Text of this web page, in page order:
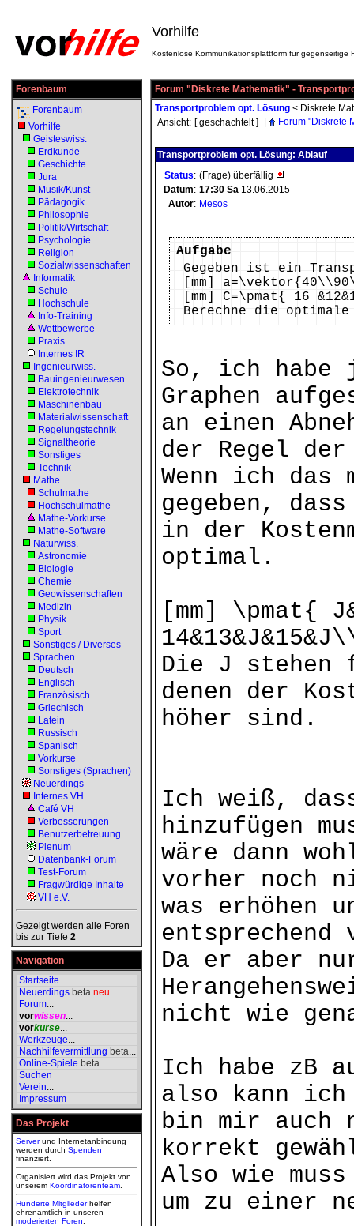
Vorhilfe
Kostenlose Kommunikationsplattform für gegenseitige
Forenbaum
Forenbaum
Vorhilfe
Geisteswiss.
Erdkunde
Geschichte
Jura
Musik/Kunst
Pädagogik
Philosophie
Politik/Wirtschaft
Psychologie
Religion
Sozialwissenschaften
Informatik
Schule
Hochschule
Info-Training
Wettbewerbe
Praxis
Internes IR
Ingenieurwiss.
Bauingenieurwesen
Elektrotechnik
Maschinenbau
Materialwissenschaft
Regelungstechnik
Signaltheorie
Sonstiges
Technik
Mathe
Schulmathe
Hochschulmathe
Mathe-Vorkurse
Mathe-Software
Naturwiss.
Astronomie
Biologie
Chemie
Geowissenschaften
Medizin
Physik
Sport
Sonstiges / Diverses
Sprachen
Deutsch
Englisch
Französisch
Griechisch
Latein
Russisch
Spanisch
Vorkurse
Sonstiges (Sprachen)
Neuerdings
Internes VH
Café VH
Verbesserungen
Benutzerbetreuung
Plenum
Datenbank-Forum
Test-Forum
Fragwürdige Inhalte
VH e.V.
Gezeigt werden alle Foren
bis zur Tiefe 2
Navigation
Startseite...
Neuerdings beta neu
Forum...
vorwissen...
vorkurse...
Werkzeuge...
Nachhilfevermittlung beta...
Online-Spiele beta
Suchen
Verein...
Impressum
Das Projekt
Serverund Internetanbindung
werden durch Spenden
finanziert.
Organisiert wird das Projekt von
unserem Koordinatorenteam
Hunderte Mitgliederhelfen
ehrenamtlich in unseren
moderierten Foren
Forum "Diskrete Mathematik" -
Transportproblem opt. Lösung < Diskrete
Ansicht: [ geschachtelt ] Forum "Diskrete
Transportproblem opt. Lösung: Ablauf
Status: (Frage) überfällig
Datum: 17:30 Sa 13.06.2015
Autor: Mesos
Aufgabe
Gegeben ist ein
[mm]
[mm] C=\pmat{ 16
Berechne die optimale
So, ich habe
Graphen
an einen
der Regel
Wenn ich
gegeben,
in der
optimal.
[mm] \pmat{
Die J stehen
denen der
höher sind.
Ich weiß,
hinzufügen
wäre dann
vorher noch
was erhöhen
Da er aber
nicht wie
Ich habe zB
also kann
bin mir auch
korrekt
Also wie
um zu einer